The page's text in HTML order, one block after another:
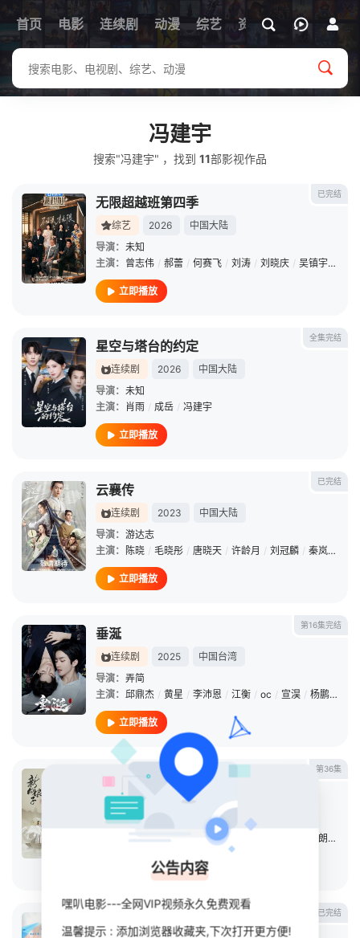
首页 电影 连续剧 动漫 综艺 资讯
冯建宇
搜索"冯建宇" ，找到 11部影视作品
已完结
无限超越班第四季
综艺 2026
中国大陆
导演： 未知
主演： 曾志伟 / 郝蕾 / 何赛飞 / 刘涛 / 刘晓庆 / 吴镇宇 /
立即播放
全集完结
星空与塔台的约定
连续剧 2026
中国大陆
导演： 未知
主演：
肖雨 / 成岳 / 冯建宇
立即播放
已完结
云襄传
连续剧 2023
中国大陆
导演： 游达志
主演：
陈晓 / 毛晓彤 / 唐晓天 / 许龄月 / 刘冠麟 / 秦岚 /
立即播放
第16集完结
垂涎
连续剧 2025
中国台湾
导演： 弄简
主演： 邱鼎杰 / 黄星 / 李沛恩 / 江衡 / oc / 宣淏 / 杨鹏丞
立即播放
第36集
新白娘子传奇2019
连续剧
导演：智磊
裴子添 虞朗 /
立即播放
已完结
一起长大的约定
公告内容
嘿叭电影---全网VIP视频永久免费观看
温馨提示 : 添加浏览器收藏夹,下次打开更方便!